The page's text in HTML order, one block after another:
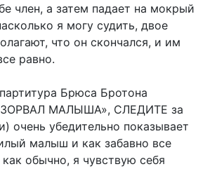
член, а затем падает на мокрый
я могу судить, двое
что он скончался, и им
равно.
Брюса Бротона
МАЛЫША», СЛЕДИТЕ за
очень убедительно показывает
малыш и как забавно все
обычно, я чувствую себя